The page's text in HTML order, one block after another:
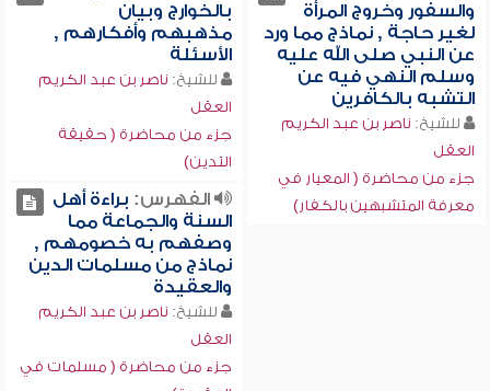
والسفور وخروج المرأة
لغير حاجة , نماذج مما ورد
عن النبي صلى الله عليه
وسلم النهي فيه عن
التشبه بالكافرين
للشيخ: ناصر بن عبد الكريم
العقل
جزء من محاضرة ( المعيار في
معرفة المتشبهين بالكفار)
بالخوارج وبيان
مذهبهم وأفكارهم ,
الأسئلة
للشيخ: ناصر بن عبد الكريم
العقل
جزء من محاضرة ( حقيقة
التدين)
الفهرس: براءة أهل
السنة والجماعة مما
وصفهم به خصومهم ,
نماذج من مسلمات الدين
والعقيدة
للشيخ: ناصر بن عبد الكريم
العقل
جزء من محاضرة ( مسلمات في